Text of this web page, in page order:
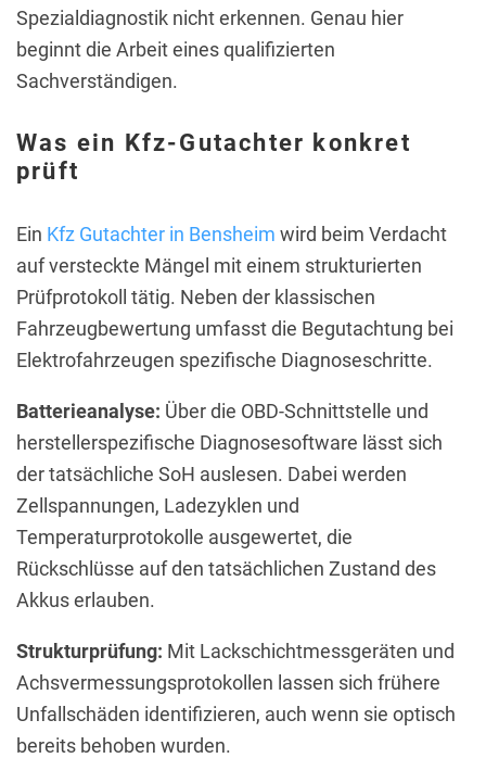
Spezialdiagnostik nicht erkennen. Genau hier
beginnt die Arbeit eines qualifizierten
Sachverständigen.
Was ein Kfz-Gutachter konkret
prüft
Ein Kfz Gutachter in Bensheim wird beim Verdacht
auf versteckte Mängel mit einem strukturierten
Prüfprotokoll tätig. Neben der klassischen
Fahrzeugbewertung umfasst die Begutachtung bei
Elektrofahrzeugen spezifische Diagnoseschritte.
Batterieanalyse: Über die OBD-Schnittstelle und
herstellerspezifische Diagnosesoftware lässt sich
der tatsächliche SoH auslesen. Dabei werden
Zellspannungen, Ladezyklen und
Temperaturprotokolle ausgewertet, die
Rückschlüsse auf den tatsächlichen Zustand des
Akkus erlauben.
Strukturprüfung: Mit Lackschichtmessgeräten und
Achsvermessungsprotokollen lassen sich frühere
Unfallschäden identifizieren, auch wenn sie optisch
bereits behoben wurden.